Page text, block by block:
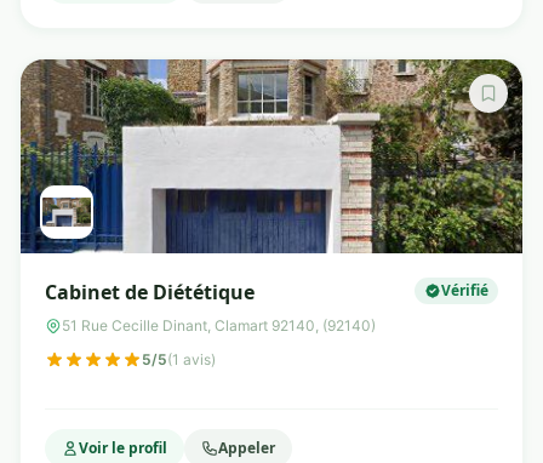
Cabinet de Diététique Vérifié
51 Rue Cecille Dinant, Clamart 92140, (92140)
5/5(1 avis)
Voir le profil Appeler